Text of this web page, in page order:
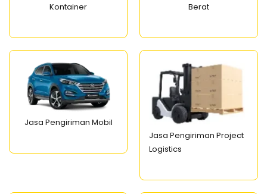
Kontainer
Berat
Jasa Pengiriman Mobil
Jasa Pengiriman Project
Logistics